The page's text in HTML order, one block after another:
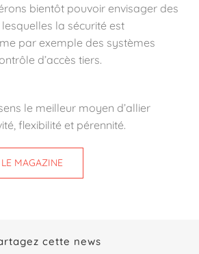
bientôt pouvoir envisager des
la sécurité est
par exemple des systèmes
d’accès tiers.
le meilleur moyen d’allier
flexibilité et pérennité.
MAGAZINE
cette news